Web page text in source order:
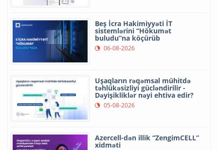
Beş İcra Hakimiyyəti İT
sistemlərini “Hökumət
buludu”na köçürüb
06-08-2026
Uşaqların rəqəmsal mühitdə
təhlükəsizliyi gücləndirilir -
Dəyişikliklər nəyi ehtiva edir?
05-08-2026
Azercell-dən illik “ZengimCELL”
xidməti